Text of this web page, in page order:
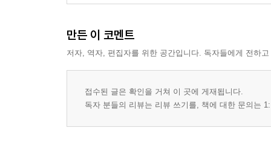
장기의 기예 : 보철과 장기 이식 194
생물기관 발생 : 형태발생의 조절 202
거리적·위상학적 변환에 관하여 209
재생산 의학 : 농축산업의 인간화 236
만든 이 코멘트
저자, 역자, 편집자를 위한 공간입니다. 독자들에게 전하
접수된 글은 확인을 거쳐 이 곳에 게재됩니다.
독자 분들의 리뷰는 리뷰 쓰기를, 책에 대한 문의는